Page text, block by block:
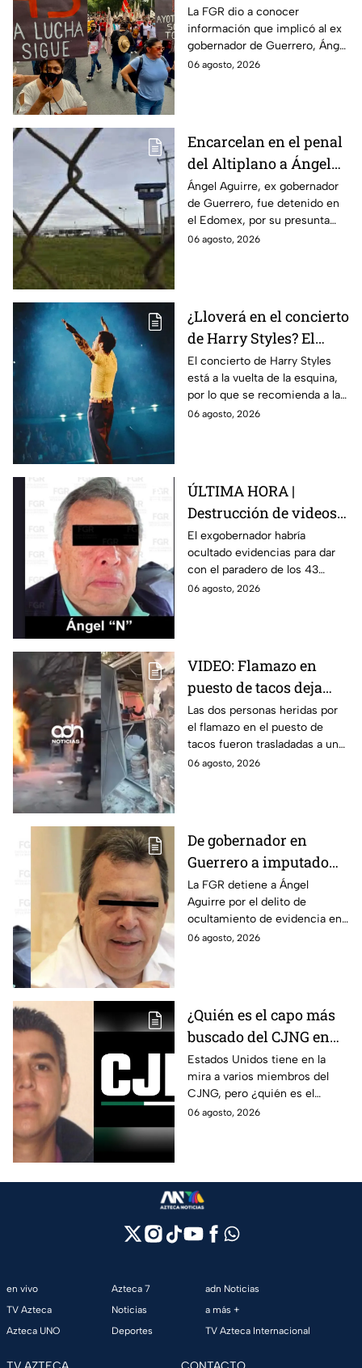
Ayotzinapa tras
captura de Ángel
Aguirre, ex gobernador
de Guerrero
La FGR dio a conocer
información que implicó al ex
gobernador de Guerrero, Ángel
Aguirre, quien fue detenido
06 agosto, 2026
Encarcelan en el penal
del Altiplano a Ángel
Aguirre, ex gobernador
de Guerrero por caso
Ayotzinapa
Ángel Aguirre, ex gobernador
de Guerrero, fue detenido en
el Edomex, por su presunta
participación en la
06 agosto, 2026
¿Lloverá en el concierto
de Harry Styles? El
pronóstico del clima
para este viernes en
CDMX
El concierto de Harry Styles
está a la vuelta de la esquina,
por lo que se recomienda a las
y los fanáticos revisar el clima
06 agosto, 2026
ÚLTIMA HORA |
Destrucción de videos
clave y amenazas a
testigos por parte de
exgobernador Ángel
Aguirre: FGR
El exgobernador habría
ocultado evidencias para dar
con el paradero de los 43
estudiantes desaparecidos de
06 agosto, 2026
VIDEO: Flamazo en
puesto de tacos deja
dos heridos en CDMX
Las dos personas heridas por
el flamazo en el puesto de
tacos fueron trasladadas a un
hospital para recibir atención
06 agosto, 2026
De gobernador en
Guerrero a imputado
por la "Verdad
Histórica"; Así fue como
Ángel Aguirre obstruyó
la justicia en caso
La FGR detiene a Ángel
Aguirre por el delito de
ocultamiento de evidencia en
el caso Ayotzinapa. Esta es la
06 agosto, 2026
¿Quién es el capo más
buscado del CJNG en
Estados Unidos?
Estados Unidos tiene en la
mira a varios miembros del
CJNG, pero ¿quién es el
miembro más buscado por el
06 agosto, 2026
en vivo
TV Azteca
Azteca UNO
Azteca 7
Noticias
Deportes
adn Noticias
a más +
TV Azteca Internacional